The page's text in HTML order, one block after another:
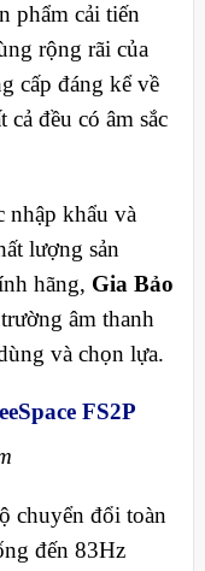
phẩm cải tiến
rộng rãi của
cấp đáng kể về
đều có âm sắc
nhập khẩu và
lượng sản
hãng, Gia Bảo
âm thanh
và chọn lựa.
FS2P
chuyển đổi toàn
đến 83Hz